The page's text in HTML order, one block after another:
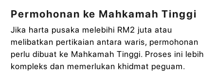
Permohonan ke Mahkamah Tinggi
Jika harta pusaka melebihi RM2 juta atau
melibatkan pertikaian antara waris, permohonan
perlu dibuat ke Mahkamah Tinggi. Proses ini lebih
kompleks dan memerlukan khidmat peguam.